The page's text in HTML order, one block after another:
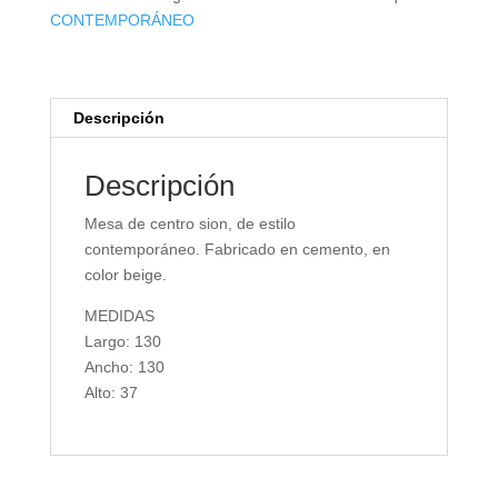
CONTEMPORÁNEO
Descripción
Descripción
Mesa de centro sion, de estilo
contemporáneo. Fabricado en cemento, en
color beige.
MEDIDAS
Largo: 130
Ancho: 130
Alto: 37